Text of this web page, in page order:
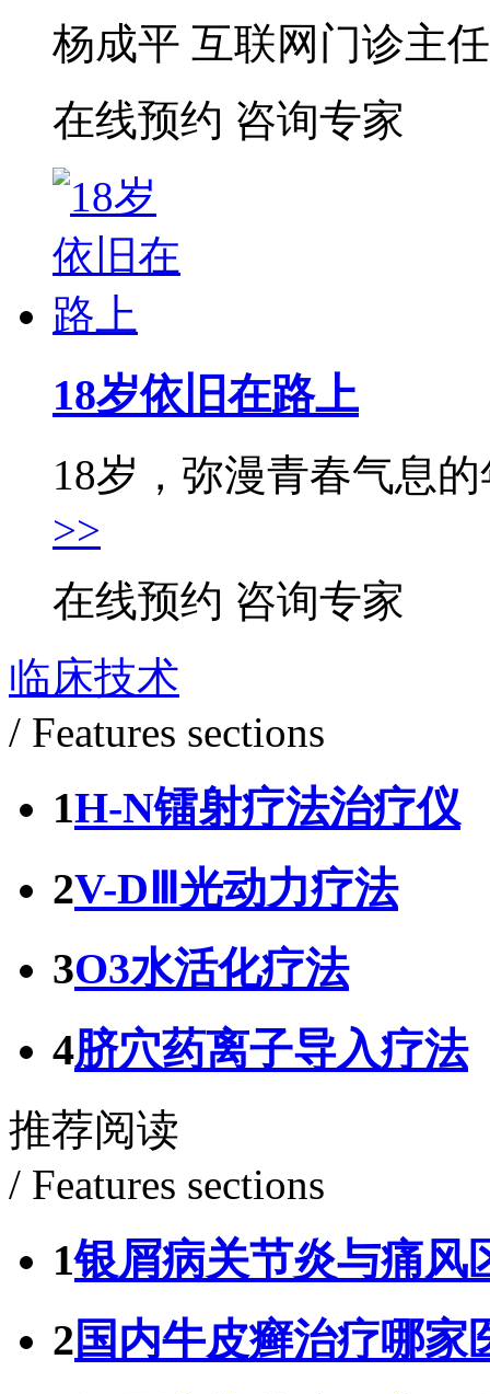
杨成平 互联网门诊主
在线预约 咨询专家
18岁依旧在路上
18岁，弥漫青春气息
>>
在线预约 咨询专家
临床技术
/ Features sections
1H-N镭射疗法治疗仪
2V-DⅢ光动力疗法
3O3水活化疗法
4脐穴药离子导入疗法
推荐阅读
/ Features sections
1银屑病关节炎与痛风
2国内牛皮癣治疗哪家